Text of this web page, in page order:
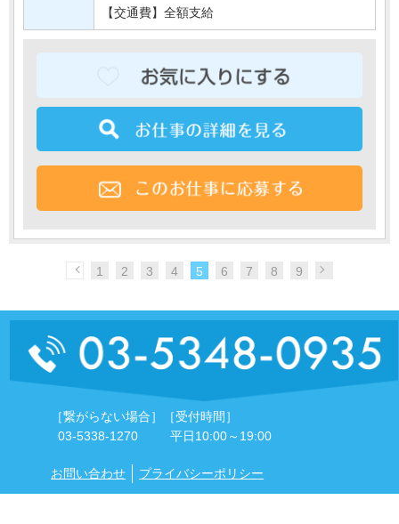
【交通費】全額支給
1 2 3 4 5 6 7 8 9
［繋がらない場合］
03-5338-1270
［受付時間］
平日10:00～19:00
お問い合わせ プライバシーポリシー